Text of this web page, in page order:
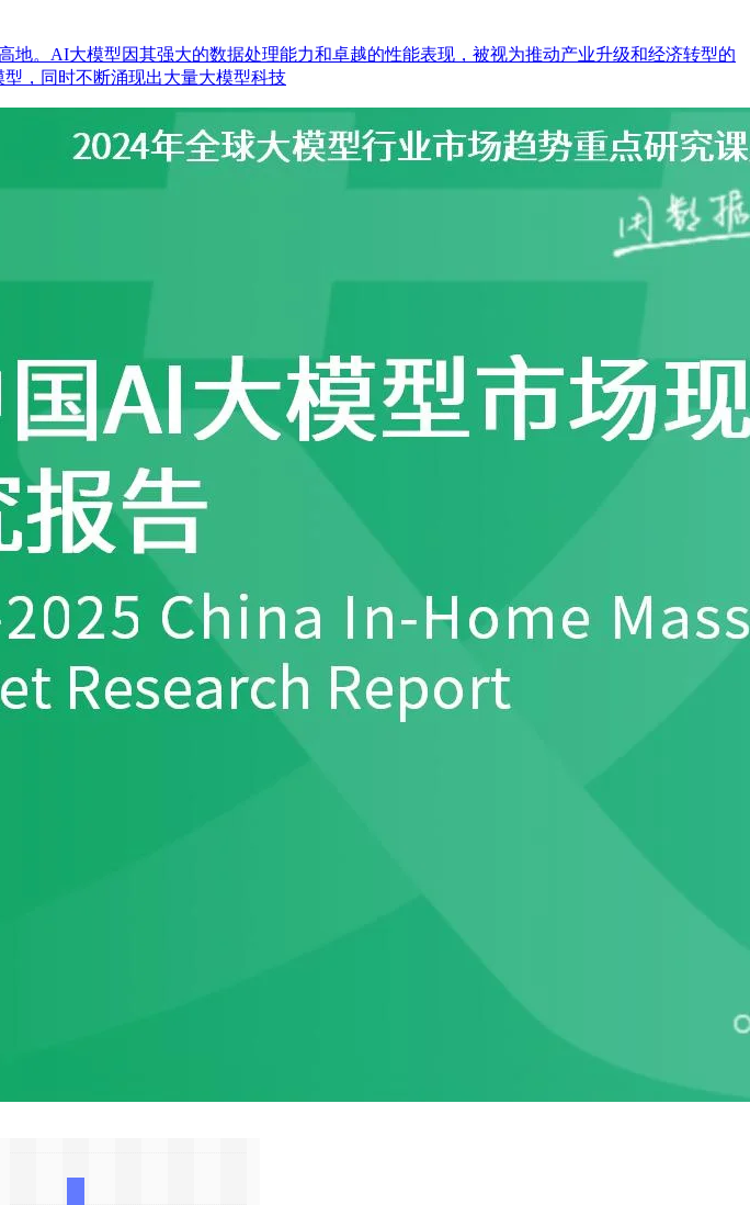
地。AI大模型因其强大的数据处理能力和卓越的性能表现，被视为推动产业升级和经济转型的
，同时不断涌现出大量大模型科技